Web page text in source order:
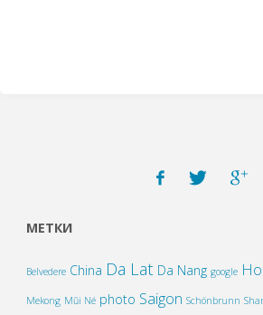
МЕТКИ
Belvedere China Da Lat Da Nang google
Mekong Mũi Né photo Saigon Schönbrunn